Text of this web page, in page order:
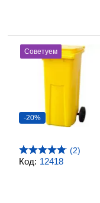
Код: 12418
Советуем
-20%
(2)